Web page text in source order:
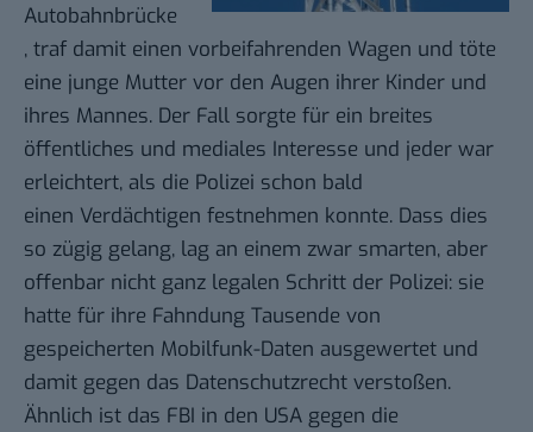
Autobahnbrücke
, traf damit einen vorbeifahrenden Wagen und töte
eine junge Mutter vor den Augen ihrer Kinder und
ihres Mannes. Der Fall sorgte für ein breites
öffentliches und mediales Interesse und jeder war
erleichtert, als die Polizei schon bald
einen Verdächtigen festnehmen konnte. Dass dies
so zügig gelang, lag an einem zwar smarten, aber
offenbar nicht ganz legalen Schritt der Polizei: sie
hatte für ihre Fahndung Tausende von
gespeicherten Mobilfunk-Daten ausgewertet und
damit gegen das Datenschutzrecht verstoßen.
Ähnlich ist das FBI in den USA gegen die